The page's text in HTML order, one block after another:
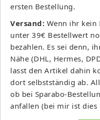
ersten Bestellung.
Versand: Wenn ihr kein
unter 39€ Bestellwert
bezahlen. Es sei denn,
Nähe (DHL, Hermes,
lasst den Artikel dahin
dort selbstständig ab.
ob bei Sparabo-
anfallen (bei mir ist